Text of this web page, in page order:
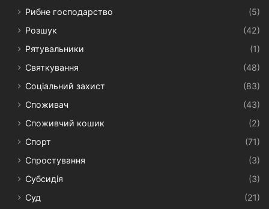
Рибне господарство
(5)
Розшук
(42)
Рятувальники
(1)
Святкування
(48)
Соціальний захист
(83)
Споживач
(43)
Споживчий кошик
(2)
Спорт
(71)
Спростування
(3)
Субсидія
(3)
Суд
(21)